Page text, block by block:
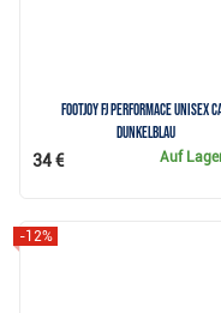
FootJoy FJ Performace unisex
dunkelblau
Auf
34 €
-12%